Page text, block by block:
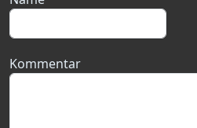
Kommentar